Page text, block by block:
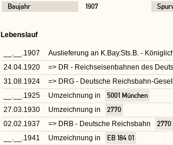
Baujahr
1907
Lebenslauf
__.__.1907 Auslieferung an K.Bay.Sts.B. -
24.04.1920
=> DR - Reichseisenbahnen des
31.08.1924
=> DRG - Deutsche Reichsbahn-
__.__.1925
Umzeichnung in
5001 München
27.03.1930
Umzeichnung in
2770
02.02.1937
=> DRB - Deutsche Reichsbahn
2770
__.__.1941
Umzeichnung in
EB 184 01